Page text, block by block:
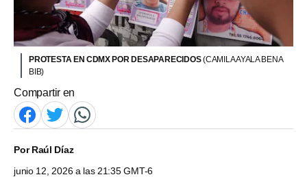
PROTESTA EN CDMX POR DESAPARECIDOS(CAMILA AYALA BENA
BIB)
Compartir en
PorRaúl Díaz
junio 12, 2026 a las 21:35 GMT-6